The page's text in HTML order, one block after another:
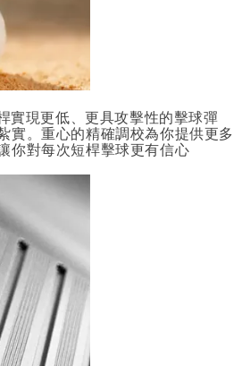
實現更低、更具攻擊性的擊球彈
實。重心的精確調校為你提供更多
你對每次短桿擊球更有信心